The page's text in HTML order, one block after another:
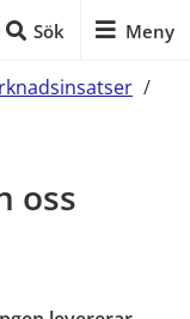
Sök Meny
/
oss